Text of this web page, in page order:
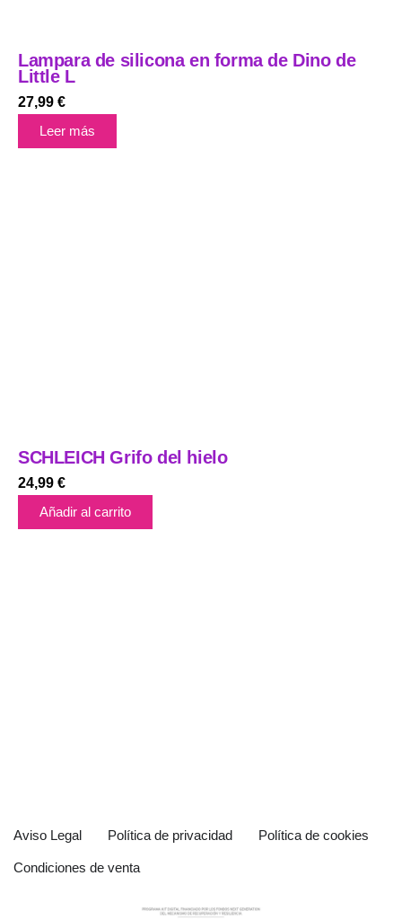
Lampara de silicona en forma de Dino de
Little L
27,99 €
Leer más
SCHLEICH Grifo del hielo
24,99 €
Añadir al carrito
Aviso Legal Política de privacidad Política de cookies
Condiciones de venta